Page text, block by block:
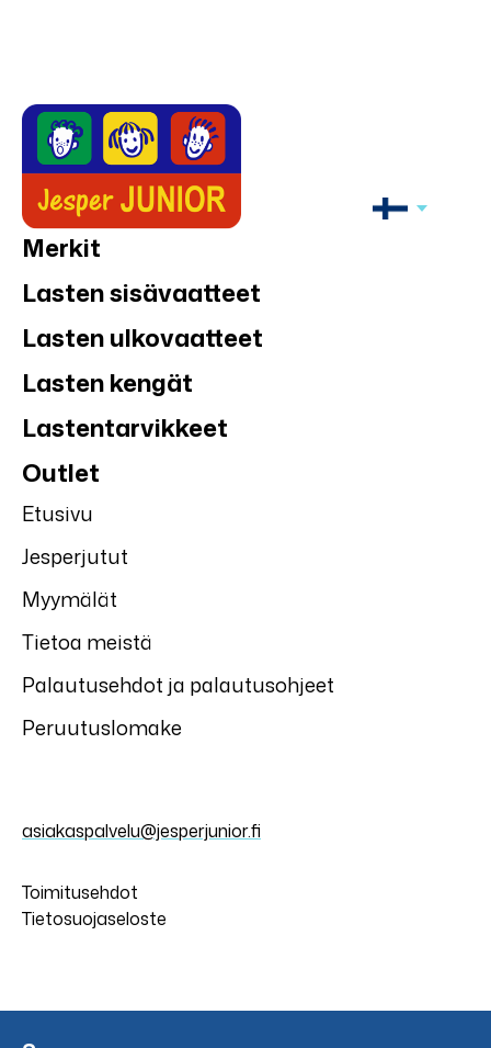
Merkit
Lasten sisävaatteet
Lasten ulkovaatteet
Lasten kengät
Lastentarvikkeet
Outlet
Etusivu
Jesperjutut
Myymälät
Tietoa meistä
Palautusehdot ja palautusohjeet
Peruutuslomake
asiakaspalvelu@jesperjunior.fi
Toimitusehdot
Tietosuojaseloste